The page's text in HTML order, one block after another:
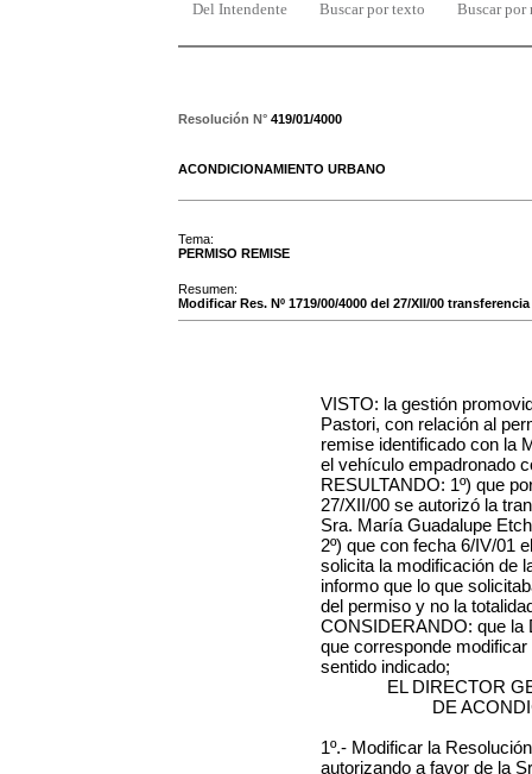
Del Intendente Buscar por texto Buscar por
Resolución N° 419/01/4000
ACONDICIONAMIENTO URBANO
Tema:
PERMISO REMISE
Resumen:
Modificar Res. Nº 1719/00/4000 del 27/XII/00
VISTO: la gestión
Pastori, con relación al
remise identificado con la
el vehículo empadronado
RESULTANDO: 1º) que
27/XII/00 se autorizó la
Sra. María Guadalupe
2º) que con fecha 6/IV/01
solicita la modificación de
informo que lo que
del permiso y no la
CONSIDERANDO: que la
que corresponde
sentido indicado;
EL DIRECTOR
DE
1º.- Modificar la
autorizando a favor de la